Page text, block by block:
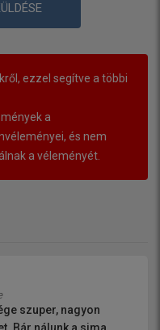
ezzel segítve a többi
a
és nem
a véleményét.
szuper, nagyon